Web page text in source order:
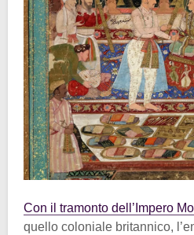
Con il tramonto dell’Impero
quello coloniale britannico,